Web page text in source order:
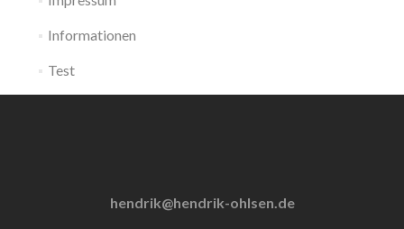
Informationen
Test
hendrik@hendrik-ohlsen.de